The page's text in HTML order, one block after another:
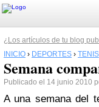
¿Los artículos de tu blog
INICIO › DEPORTES › TENIS
Semana
Publicado el 14 junio 2010
A una semana del